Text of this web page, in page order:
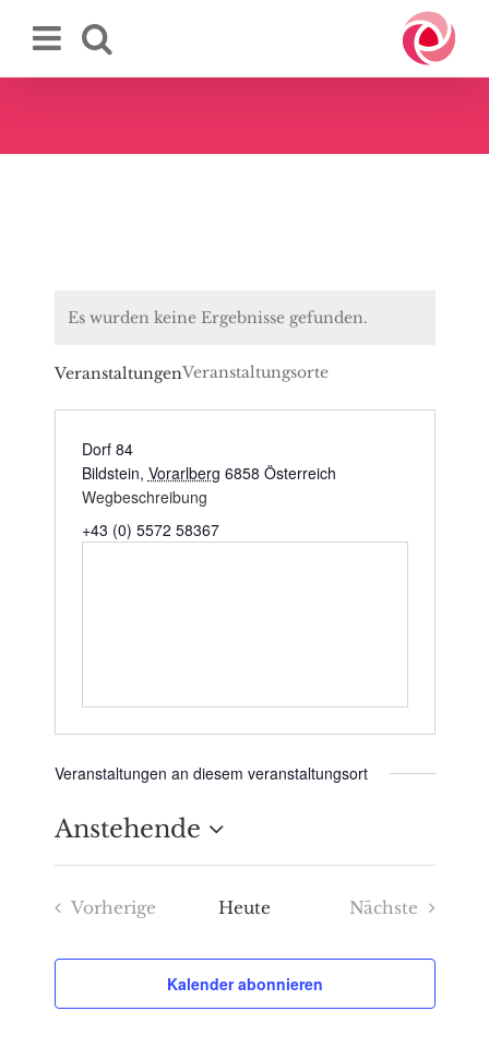
Inhalt
Es wurden keine Ergebnisse gefunden.
VeranstaltungenVeranstaltungsorte
Dorf 84
Bildstein, Vorarlberg 6858 Österreich
Wegbeschreibung
+43 (0) 5572 58367
Veranstaltungen an diesem veranstaltungsort
Anstehende
Datum
wählen.
Vorherige
Heute
Nächste
Kalender abonnieren